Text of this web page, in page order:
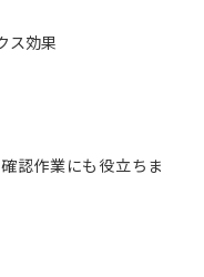
効果
認作業にも役立ちま